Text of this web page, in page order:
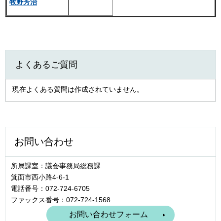
牧野芳治
よくあるご質問
現在よくある質問は作成されていません。
お問い合わせ
所属課室：議会事務局総務課
箕面市西小路4‐6‐1
電話番号：072-724-6705
ファックス番号：072-724-1568